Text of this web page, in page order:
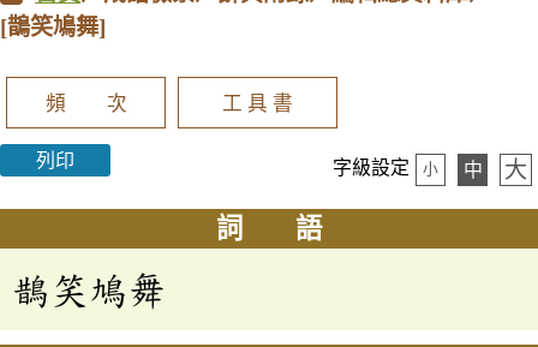
[鵲笑鳩舞]
頻 次 工 具 書
列印 字級設定 小 中 大
詞 語
鵲笑鳩舞